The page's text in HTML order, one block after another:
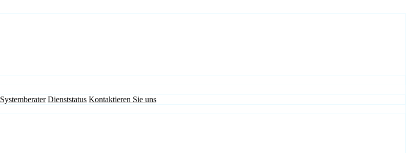
Systemberater Dienststatus Kontaktieren Sie uns